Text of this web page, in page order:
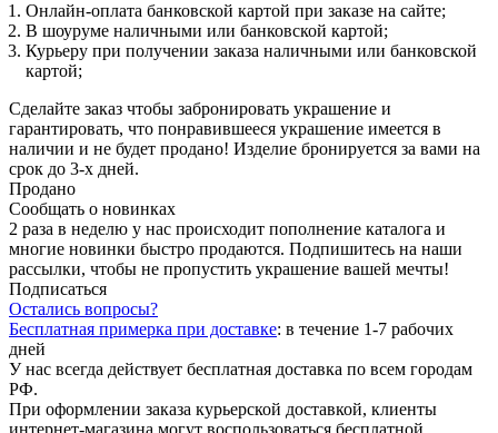
Онлайн-оплата банковской картой при заказе на сайте;
В шоуруме наличными или банковской картой;
Курьеру при получении заказа наличными или банковской
картой;
Сделайте заказ чтобы забронировать украшение и
гарантировать, что понравившееся украшение имеется в
наличии и не будет продано! Изделие бронируется за вами на
срок до 3-х дней.
Продано
Сообщать о новинках
2 раза в неделю у нас происходит пополнение каталога и
многие новинки быстро продаются. Подпишитесь на наши
рассылки, чтобы не пропустить украшение вашей мечты!
Подписаться
Остались вопросы?
Бесплатная примерка при доставке: в течение 1-7 рабочих
дней
У нас всегда действует бесплатная доставка по всем городам
РФ.
При оформлении заказа курьерской доставкой, клиенты
интернет-магазина могут воспользоваться бесплатной